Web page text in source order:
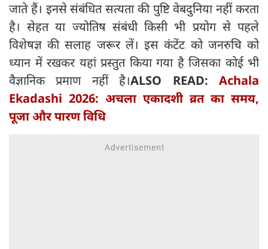
जाते हैं। इनसे संबंधित सत्यता की पुष्टि वेबदुनिया नहीं करता
है। सेहत या ज्योतिष संबंधी किसी भी प्रयोग से पहले
विशेषज्ञ की सलाह जरूर लें। इस कंटेंट को जनरुचि को
ध्यान में रखकर यहां प्रस्तुत किया गया है जिसका कोई भी
वैज्ञानिक प्रमाण नहीं है।ALSO READ:Achala
Ekadashi 2026: अचला एकादशी व्रत का समय,
पूजा और पारण विधि